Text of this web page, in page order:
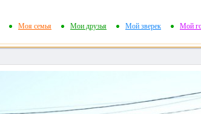
Моя семья Мои друзья Мой зверек Мой